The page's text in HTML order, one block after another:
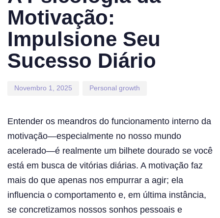
Motivação:
Impulsione Seu
Sucesso Diário
Novembro 1, 2025 Personal growth
Entender os meandros do funcionamento interno da
motivação—especialmente no nosso mundo
acelerado—é realmente um bilhete dourado se você
está em busca de vitórias diárias. A motivação faz
mais do que apenas nos empurrar a agir; ela
influencia o comportamento e, em última instância,
se concretizamos nossos sonhos pessoais e